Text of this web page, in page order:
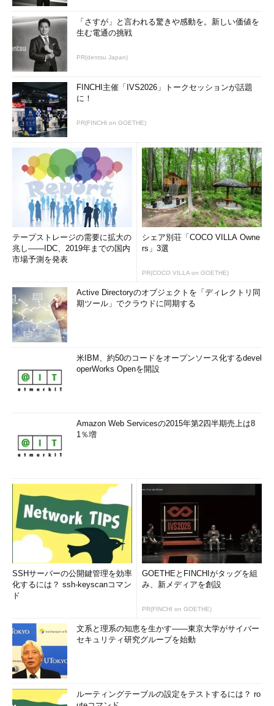
想的には1日以内に、最終決定に持ち込むことが極めて重要だ。
こうして決定された方針を基に確固たる計画を立てるのに必要な
追加情報があれば、迅速に収集する。
ステップ9．責任を確認する
計画を確実なものにする。プロジェクトやプログラムがしばら
く保留されていた場合、一部のリソースは割り当てが解除されて
おり、再度割り当てるか代わりのリソースを割り当てる必要があ
る。また、優先順位や計画が変更されている場合は、個々人とチ
ームが新しい枠組みの中での自らの責任を明確に確認することが
重要だ。
ステップ10．期待を再設定する
救済が進められ、主要なステークホルダーの責任が確認（また
は再確認）されたら、プロジェクトのプロファイル、形態、規模
がどのように変更されたかを、コアチーム以外にも周知する。
期待される結果や戦略的な整合性を強調し、変更の影響も明確
もよいが、「新しい方針が決定され、それに基づいてプロジェク
トが進んでいる」ことを明確に伝えなければならない。
出典：How to Rescue a Major Project or Program in 10
筆者 Rob van der Meulen
「さすが」と言われる驚きや感動を。新しい価値を
生む電通の挑戦
PR(dentsu Japan)
FINCHI主催「IVS2026」トークセッションが話題
に！
PR(FINCHI on GOETHE)
テープストレージの需要に拡大の
兆し――IDC、2019年までの国内
市場予測を発表
シェア別荘「COCO VILLA Owne
rs」3選
PR(COCO VILLA on GOETHE)
Active Directoryのオブジェクトを「ディレクトリ同
期ツール」でクラウドに同期する
米IBM、約50のコードをオープンソース化するdevel
operWorks Openを開設
Amazon Web Servicesの2015年第2四半期売上は8
1％増
SSHサーバーの公開鍵管理を効率
化するには？ ssh-keyscanコマン
ド
GOETHEとFINCHIがタッグを組
み、新メディアを創設
PR(FINCHI on GOETHE)
文系と理系の知恵を生かす――東京大学がサイバー
セキュリティ研究グループを始動
ルーティングテーブルの設定をテストするには？ ro